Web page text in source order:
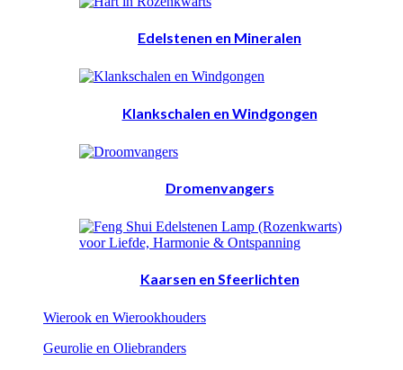
Edelstenen en Mineralen
Klankschalen en Windgongen
Dromenvangers
Kaarsen en Sfeerlichten
Wierook en Wierookhouders
Geurolie en Oliebranders